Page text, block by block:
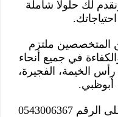
لك حلولًا شاملة
المتخصصين ملتزم
في جميع أنحاء
الخيمة، الفجيرة،
أبوظبي.
لا تتردد في التواصل معنا الآن على الرقم 0543006367